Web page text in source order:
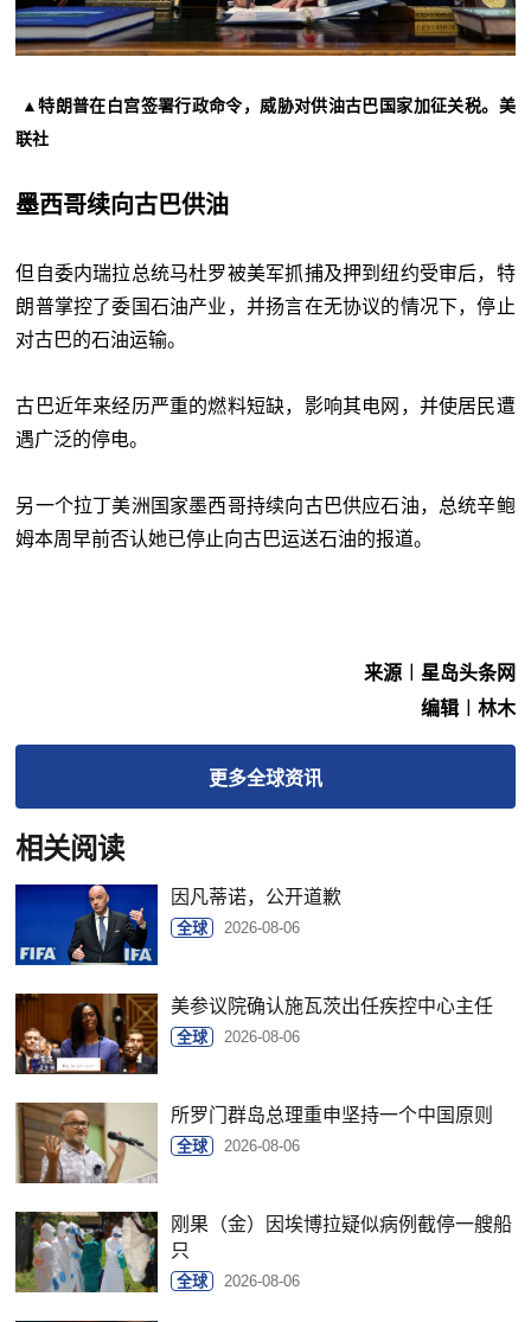
▲特朗普在白宫签署行政命令，威胁对供油古巴国家加征关税。美
联社
墨西哥续向古巴供油
但自委内瑞拉总统马杜罗被美军抓捕及押到纽约受审后，特
朗普掌控了委国石油产业，并扬言在无协议的情况下，停止
对古巴的石油运输。
古巴近年来经历严重的燃料短缺，影响其电网，并使居民遭
遇广泛的停电。
另一个拉丁美洲国家墨西哥持续向古巴供应石油，总统辛鲍
姆本周早前否认她已停止向古巴运送石油的报道。
来源︱星岛头条网
编辑︱林木
更多全球资讯
相关阅读
因凡蒂诺，公开道歉
全球 2026-08-06
美参议院确认施瓦茨出任疾控中心主任
全球 2026-08-06
所罗门群岛总理重申坚持一个中国原则
全球 2026-08-06
刚果（金）因埃博拉疑似病例截停一艘船
只
全球 2026-08-06